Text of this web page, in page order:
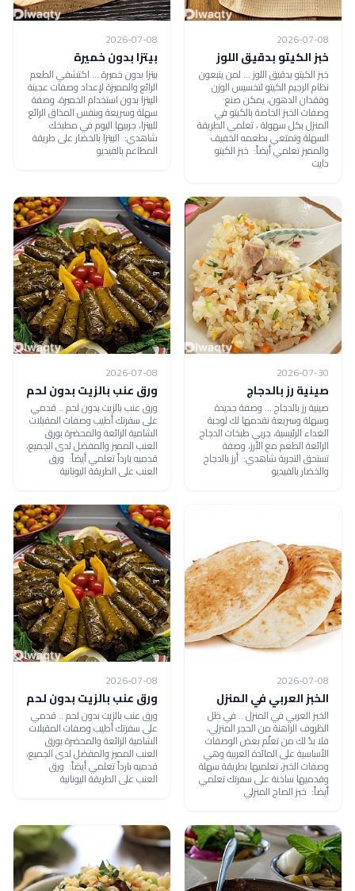
2026-07-08
خبز الكيتو بدقيق اللوز
خبز الكيتو بدقيق اللوز ... لمن يتبعون
نظام الرجيم الكيتو لتخسيس الوزن
وفقدان الدهون، يمكن صنع
وصفات الخبز الخاصة بالكيتو في
المنزل بكل سهولة ، تعلمي الطريقة
السهلة وتمتعي بطعمه الخفيف
والمميز تعلمي أيضاً: خبز الكيتو
دايت
2026-07-08
بيتزا بدون خميرة
بيتزا بدون خميرة ... اكتشفي الطعم
الرائع والمميزة لإعداد وصفات عجينة
البيتزا بدون استخدام الخميرة، وصفة
سهلة وسريعة وبنفس المذاق الرائع
للبيتزا، جربيها اليوم في مطبخك
شاهدي: البيتزا بالخضار على طريقة
المطاعم بالفيديو
2026-07-30
صينية رز بالدجاج
صينية رز بالدجاج ... وصفة جديدة
وسهلة وسريعة نقدمها لك لوجبة
الغداء الرئيسية، جربي طبخات الدجاج
الرائعة الطعم مع الأرز، وصفة
تستحق التجربة شاهدي: أرز بالدجاج
والخضار بالفيديو
2026-07-08
ورق عنب بالزيت بدون لحم
ورق عنب بالزيت بدون لحم .. قدمي
على سفرتك أطيب وصفات المقبلات
الشامية الرائعة والمحضرة بورق
العنب المميز والمفضل لدى الجميع،
قدميه بارداً تعلمي أيضاً: ورق
العنب على الطريقة اليونانية
2026-07-08
الخبز العربي في المنزل
الخبز العربي في المنزل .. في ظل
الظروف الراهنة من الحجر المنزلي،
فلا بدّ لك من تعلّم بعض الوصفات
الأساسية على المائدة العربية وهي
وصفات الخبز، تعلميها بطريقة سهلة
وقدميها ساخنة على سفرتك تعلمي
أيضاً: خبز الصاج المنزلي
2026-07-08
ورق عنب بالزيت بدون لحم
ورق عنب بالزيت بدون لحم .. قدمي
على سفرتك أطيب وصفات المقبلات
الشامية الرائعة والمحضرة بورق
العنب المميز والمفضل لدى الجميع،
قدميه بارداً تعلمي أيضاً: ورق
العنب على الطريقة اليونانية